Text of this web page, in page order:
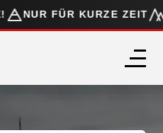
NUR FÜR KURZE ZEIT